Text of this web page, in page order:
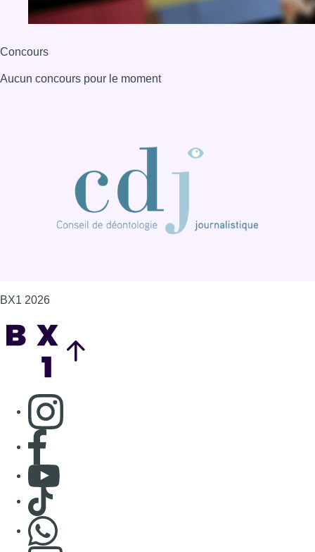
Concours
Aucun concours pour le moment
BX1 2026
Consulter page Instagram
Consulter page Facebook
Consulter Youtube
Consulter TikTok